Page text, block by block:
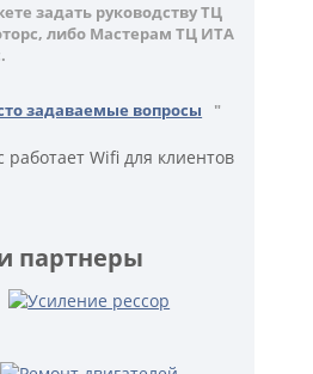
задать руководству ТЦ
либо Мастерам ТЦ ИТА
задаваемые вопросы "
партнеры